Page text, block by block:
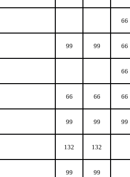
66
99 99 66
66
66 66 66
99 99 99
132 132
99 99